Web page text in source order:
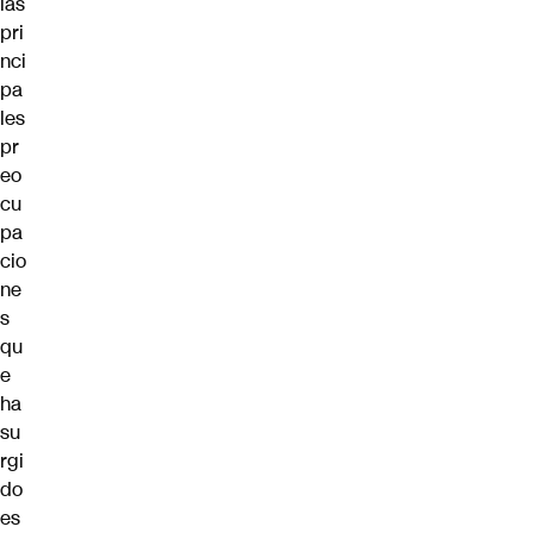
pri
nci
pa
les
pr
eo
cu
pa
cio
ne
s
qu
e
ha
su
rgi
do
es